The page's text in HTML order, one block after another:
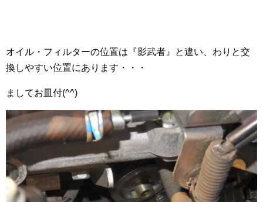
オイル・フィルターの位置は『影武者』と違い、わりと交
換しやすい位置にあります・・・
ましてお皿付(^^)